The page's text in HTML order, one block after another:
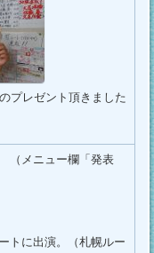
プレゼント頂きました
（メニュー欄「発表
トに出演。（札幌ルー